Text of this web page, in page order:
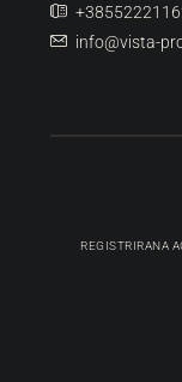
info@vista-
REGISTRIRANA